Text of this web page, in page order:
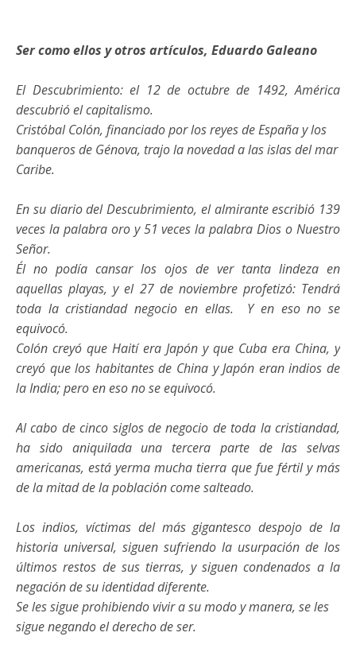
Ser como ellos y otros artículos, Eduardo Galeano
El Descubrimiento: el 12 de octubre de 1492, América
descubrió el capitalismo.
Cristóbal Colón, financiado por los reyes de España y los
banqueros de Génova, trajo la novedad a las islas del mar
Caribe.
En su diario del Descubrimiento, el almirante escribió 139
veces la palabra oro y 51 veces la palabra Dios o Nuestro
Señor.
Él no podía cansar los ojos de ver tanta lindeza en
aquellas playas, y el 27 de noviembre profetizó: Tendrá
toda la cristiandad negocio en ellas. Y en eso no se
equivocó.
Colón creyó que Haití era Japón y que Cuba era China, y
creyó que los habitantes de China y Japón eran indios de
la India; pero en eso no se equivocó.
Al cabo de cinco siglos de negocio de toda la cristiandad,
ha sido aniquilada una tercera parte de las selvas
americanas, está yerma mucha tierra que fue fértil y más
de la mitad de la población come salteado.
Los indios, víctimas del más gigantesco despojo de la
historia universal, siguen sufriendo la usurpación de los
últimos restos de sus tierras, y siguen condenados a la
negación de su identidad diferente.
Se les sigue prohibiendo vivir a su modo y manera, se les
sigue negando el derecho de ser.